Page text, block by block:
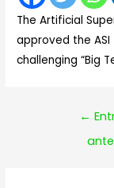
The Artificial
approved the
challenging “Big
←